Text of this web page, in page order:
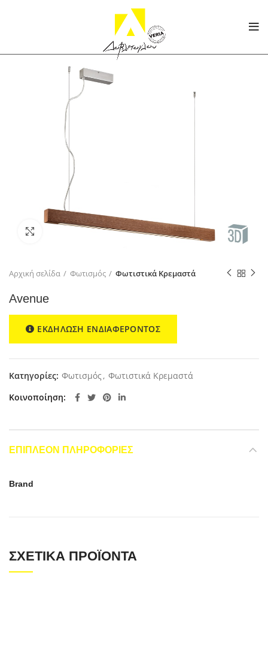
Click to enlarge
Αρχική σελίδα Φωτισμός Φωτιστικά Κρεμαστά
Avenue
ΕΚΔΗΛΩΣΗ ΕΝΔΙΑΦΕΡΟΝΤΟΣ
Κατηγορίες: Φωτισμός , Φωτιστικά Κρεμαστά
Κοινοποίηση
ΕΠΙΠΛΈΟΝ ΠΛΗΡΟΦΟΡΊΕΣ
Brand
ΣΧΕΤΙΚΆ ΠΡΟΪΌΝΤΑ